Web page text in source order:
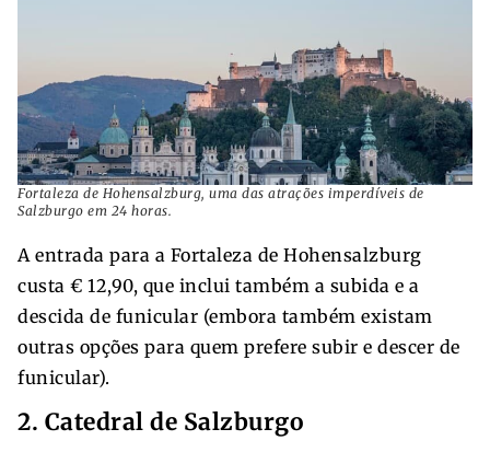
Fortaleza de Hohensalzburg, uma das atrações imperdíveis de
Salzburgo em 24 horas.
A entrada para a Fortaleza de Hohensalzburg
custa € 12,90, que inclui também a subida e a
descida de funicular (embora também existam
outras opções para quem prefere subir e descer de
funicular).
2. Catedral de Salzburgo